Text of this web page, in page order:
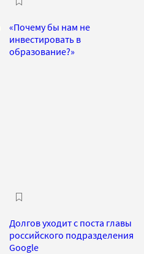
«Почему бы нам не
инвестировать в
образование?»
Долгов уходит с поста главы
российского подразделения
Google